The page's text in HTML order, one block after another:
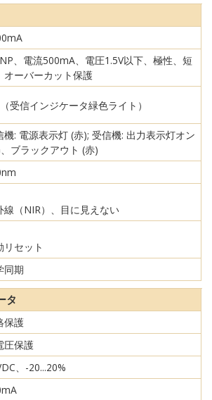
、電流500mA、電圧1.5V以下、極性、短
オーバーカット保護
受信インジケータ緑色ライト）
機: 電源表示灯 (赤); 受信機: 出力表示灯オン
ブラックアウト (赤)
線（NIR）、目に見えない
リセット
同期
タ
保護
圧保護
、-20...20%